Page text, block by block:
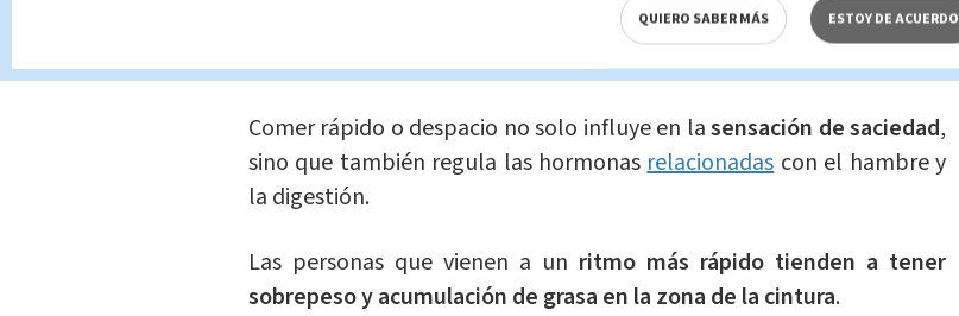
La forma en que el cuerpo responde a la velocidad de la ingesta es
una cascada dereacciones hormonales.
Comer rápido o despacio no solo influye en lasensación de saciedad,
sino que también regula las hormonasrelacionadascon el hambre y
la digestión.
Las personas que vienen a un ritmo más rápido tienden a tener
sobrepeso y acumulación de grasa en la zona de la cintura.
QUIERO SABER MÁS ESTOY DE ACUERDO